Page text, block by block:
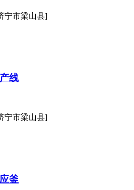
宁市梁山县]
线
宁市梁山县]
釜